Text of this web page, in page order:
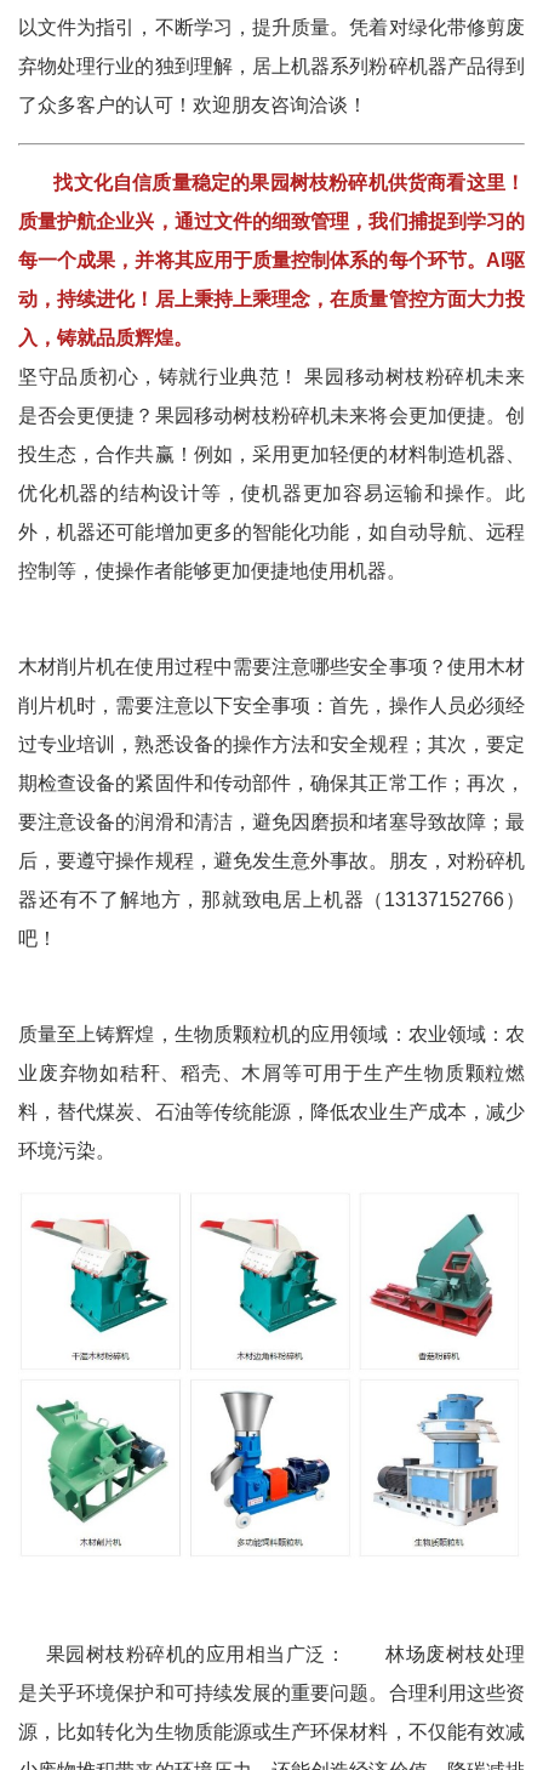
以文件为指引，不断学习，提升质量。凭着对绿化带修剪废
弃物处理行业的独到理解，居上机器系列粉碎机器产品得到
了众多客户的认可！欢迎朋友咨询洽谈！
找文化自信质量稳定的果园树枝粉碎机供货商看这里！
质量护航企业兴，通过文件的细致管理，我们捕捉到学习的
每一个成果，并将其应用于质量控制体系的每个环节。 AI驱
动，持续进化！ 居上秉持上乘理念，在质量管控方面大力投
入，铸就品质辉煌。
坚守品质初心，铸就行业典范！ 果园移动树枝粉碎机未来
是否会更便捷？果园移动树枝粉碎机未来将会更加便捷。创
投生态，合作共赢！例如，采用更加轻便的材料制造机器、
优化机器的结构设计等，使机器更加容易运输和操作。此
外，机器还可能增加更多的智能化功能，如自动导航、远程
控制等，使操作者能够更加便捷地使用机器。
木材削片机在使用过程中需要注意哪些安全事项？使用木材
削片机时，需要注意以下安全事项：首先，操作人员必须经
过专业培训，熟悉设备的操作方法和安全规程；其次，要定
期检查设备的紧固件和传动部件，确保其正常工作；再次，
要注意设备的润滑和清洁，避免因磨损和堵塞导致故障；最
后，要遵守操作规程，避免发生意外事故。朋友，对粉碎机
器还有不了解地方，那就致电居上机器（13137152766）
吧！
质量至上铸辉煌，生物质颗粒机的应用领域：农业领域：农
业废弃物如秸秆、稻壳、木屑等可用于生产生物质颗粒燃
料，替代煤炭、石油等传统能源，降低农业生产成本，减少
环境污染。
果园树枝粉碎机的应用相当广泛： 林场废树枝处理
是关乎环境保护和可持续发展的重要问题。合理利用这些资
源，比如转化为生物质能源或生产环保材料，不仅能有效减